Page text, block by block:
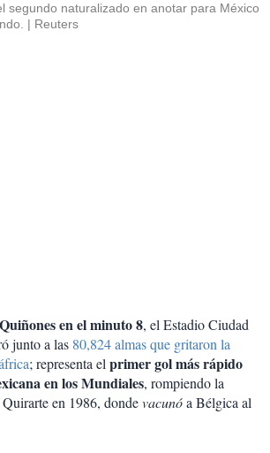
segundo naturalizado en anotar para México
Reuters
en el minuto 8, el Estadio Ciudad
junto a las 80,824 almas que gritaron la
; representa elprimer gol más rápido
en los Mundiales, rompiendo la
en 1986, dondevacunóa Bélgica al